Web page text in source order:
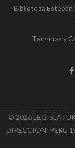
Biblioteca Esteban
Términos y
© 2026
DIRECCION: PERU